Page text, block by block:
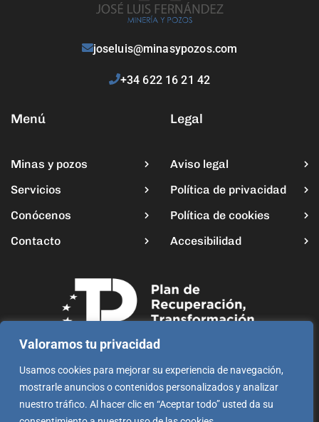
Valoramos tu privacidad
Usamos cookies para mejorar su experiencia de navegación,
mostrarle anuncios o contenidos personalizados y analizar
nuestro tráfico. Al hacer clic en “Aceptar todo” usted da su
joseluis@minasypozos.com
+34 622 16 21 42
Menú
Minas y pozos
Servicios
Conócenos
Contacto
Legal
Aviso legal
Política de privacidad
Política de cookies
Accesibilidad